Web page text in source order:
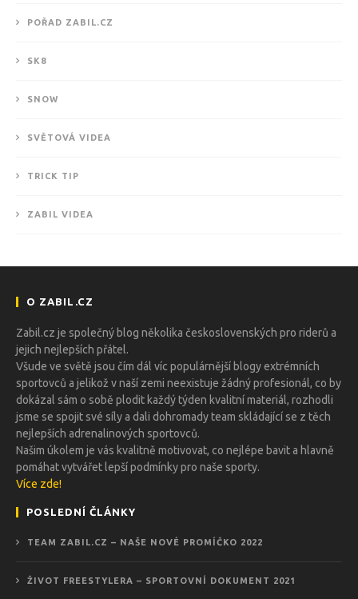
POŘAD ZABIL.CZ
SK8
SNOW
SVĚTOVÁ VIDEA
TRICK TIP
ZABIL VIDEA
O ZABIL.CZ
Zabil.cz je společný blog několika československých pro riderů a
jejich nejlepších přátel.
Všude ve světě jsou čím dál víc populárnější blogy extrémních
sportovců a jelikož v naší zemi neexistuje žádný profesionál, co by
dokázal sám o sobě plodit každý týden kvalitní materiál, rozhodli
jsme se spojit své síly a dali dohromady team skládající se z těch
nejlepších adrenalinových sportovců.
Našim úkolem je vás kvalitně motivovat, co nejlépe bavit a hlavně
pomáhat vytvářet lepší podmínky pro naše sporty.
Více zde!
POSLEDNÍ ČLÁNKY
TEAM ZABIL.CZ – NAŠE NOVÉ PROMÍČKO 2022
ŽIVOT FREESTYLERA – SPORTOVNÍ DOKUMENT 2021